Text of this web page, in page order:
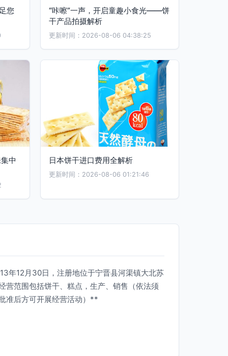
您
“咔嚓”一声，开启童趣小食光——饼
干产品拍摄解析
更新时间：2026-08-06 04:38:25
中 日本饼干进口费用全解析
更新时间：2026-08-06 01:21:46
年12月30日，注册地位于宁晋县河渠镇大北苏
营范围包括饼干、糕点，生产、销售（依法须
准后方可开展经营活动）**